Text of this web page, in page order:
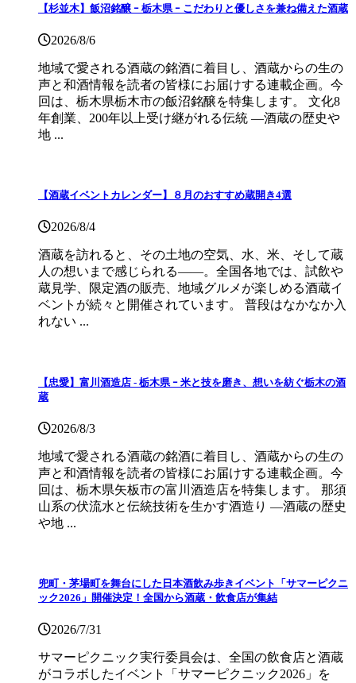
【杉並木】飯沼銘醸 ｰ 栃木県 ｰ こだわりと優しさを兼ね備えた酒蔵
2026/8/6
地域で愛される酒蔵の銘酒に着目し、酒蔵からの生の
声と和酒情報を読者の皆様にお届けする連載企画。今
回は、栃木県栃木市の飯沼銘醸を特集します。 文化8
年創業、200年以上受け継がれる伝統 ―酒蔵の歴史や
地 ...
【酒蔵イベントカレンダー】８月のおすすめ蔵開き4選
2026/8/4
酒蔵を訪れると、その土地の空気、水、米、そして蔵
人の想いまで感じられる——。全国各地では、試飲や
蔵見学、限定酒の販売、地域グルメが楽しめる酒蔵イ
ベントが続々と開催されています。 普段はなかなか入
れない ...
【忠愛】富川酒造店 ‐ 栃木県 ｰ 米と技を磨き、想いを紡ぐ栃木の酒
蔵
2026/8/3
地域で愛される酒蔵の銘酒に着目し、酒蔵からの生の
声と和酒情報を読者の皆様にお届けする連載企画。今
回は、栃木県矢板市の富川酒造店を特集します。 那須
山系の伏流水と伝統技術を生かす酒造り ―酒蔵の歴史
や地 ...
兜町・茅場町を舞台にした日本酒飲み歩きイベント「サマーピクニ
ック2026」開催決定！全国から酒蔵・飲食店が集結
2026/7/31
サマーピクニック実⾏委員会は、全国の飲⾷店と酒蔵
がコラボしたイベント「サマーピクニック2026」を